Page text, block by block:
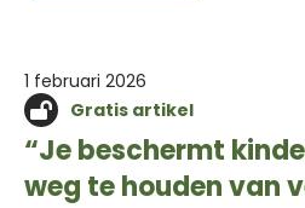
1 februari 2026
Gratis artikel
“Je beschermt
weg te houden van